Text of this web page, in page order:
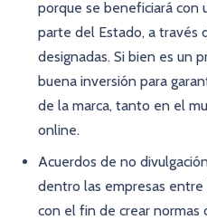
porque se beneficiará con
parte del Estado, a través
designadas. Si bien es un
buena inversión para
de la marca, tanto en el
online.
Acuerdos de no
dentro las empresas
con el fin de crear normas